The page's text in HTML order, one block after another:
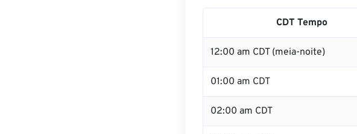
CDT Tempo
12:00 am CDT (meia-noite)
01:00 am CDT
02:00 am CDT